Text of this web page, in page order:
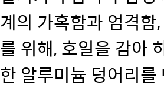
계의 가혹함과 엄격
를 위해, 호일을 감아
한 알루미늄 덩어리